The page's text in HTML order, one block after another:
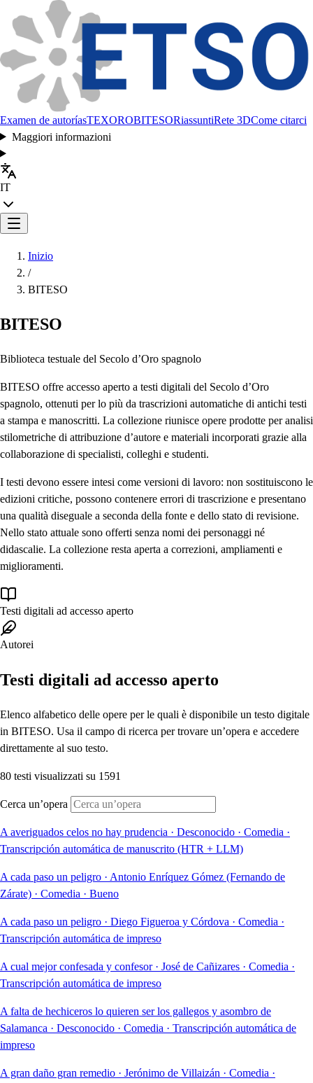
Examen de autoríasTEXOROBITESORiassuntiRete 3DCome citarci
Maggiori informazioni
IT
Inizio
/
BITESO
BITESO
Biblioteca testuale del Secolo d’Oro spagnolo
BITESO offre accesso aperto a testi digitali del Secolo d’Oro
spagnolo, ottenuti per lo più da trascrizioni automatiche di antichi testi
a stampa e manoscritti. La collezione riunisce opere prodotte per analisi
stilometriche di attribuzione d’autore e materiali incorporati grazie alla
collaborazione di specialisti, colleghi e studenti.
I testi devono essere intesi come versioni di lavoro: non sostituiscono le
edizioni critiche, possono contenere errori di trascrizione e presentano
una qualità diseguale a seconda della fonte e dello stato di revisione.
Nello stato attuale sono offerti senza nomi dei personaggi né
didascalie. La collezione resta aperta a correzioni, ampliamenti e
miglioramenti.
Testi digitali ad accesso aperto
Autorei
Testi digitali ad accesso aperto
Elenco alfabetico delle opere per le quali è disponibile un testo digitale
in BITESO. Usa il campo di ricerca per trovare un’opera e accedere
direttamente al suo testo.
80 testi visualizzati su 1591
Cerca un’opera
A averiguados celos no hay prudencia · Desconocido · Comedia ·
Transcripción automática de manuscrito (HTR + LLM)
A cada paso un peligro · Antonio Enríquez Gómez (Fernando de
Zárate) · Comedia · Bueno
A cada paso un peligro · Diego Figueroa y Córdova · Comedia ·
Transcripción automática de impreso
A cual mejor confesada y confesor · José de Cañizares · Comedia ·
Transcripción automática de impreso
A falta de hechiceros lo quieren ser los gallegos y asombro de
Salamanca · Desconocido · Comedia · Transcripción automática de
impreso
A gran daño gran remedio · Jerónimo de Villaizán · Comedia ·